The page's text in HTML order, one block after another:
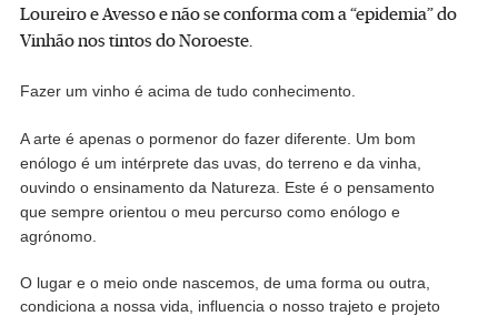
Loureiro e Avesso e não se conforma com a “epidemia” do
Vinhão nos tintos do Noroeste.
Fazer um vinho é acima de tudo conhecimento.
A arte é apenas o pormenor do fazer diferente. Um bom
enólogo é um intérprete das uvas, do terreno e da vinha,
ouvindo o ensinamento da Natureza. Este é o pensamento
que sempre orientou o meu percurso como enólogo e
agrónomo.
O lugar e o meio onde nascemos, de uma forma ou outra,
condiciona a nossa vida, influencia o nosso trajeto e projeto